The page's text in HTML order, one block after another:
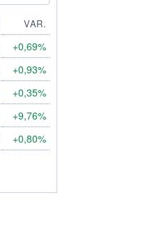
VAR.
+0,69%
+0,93%
+0,35%
+9,76%
+0,80%